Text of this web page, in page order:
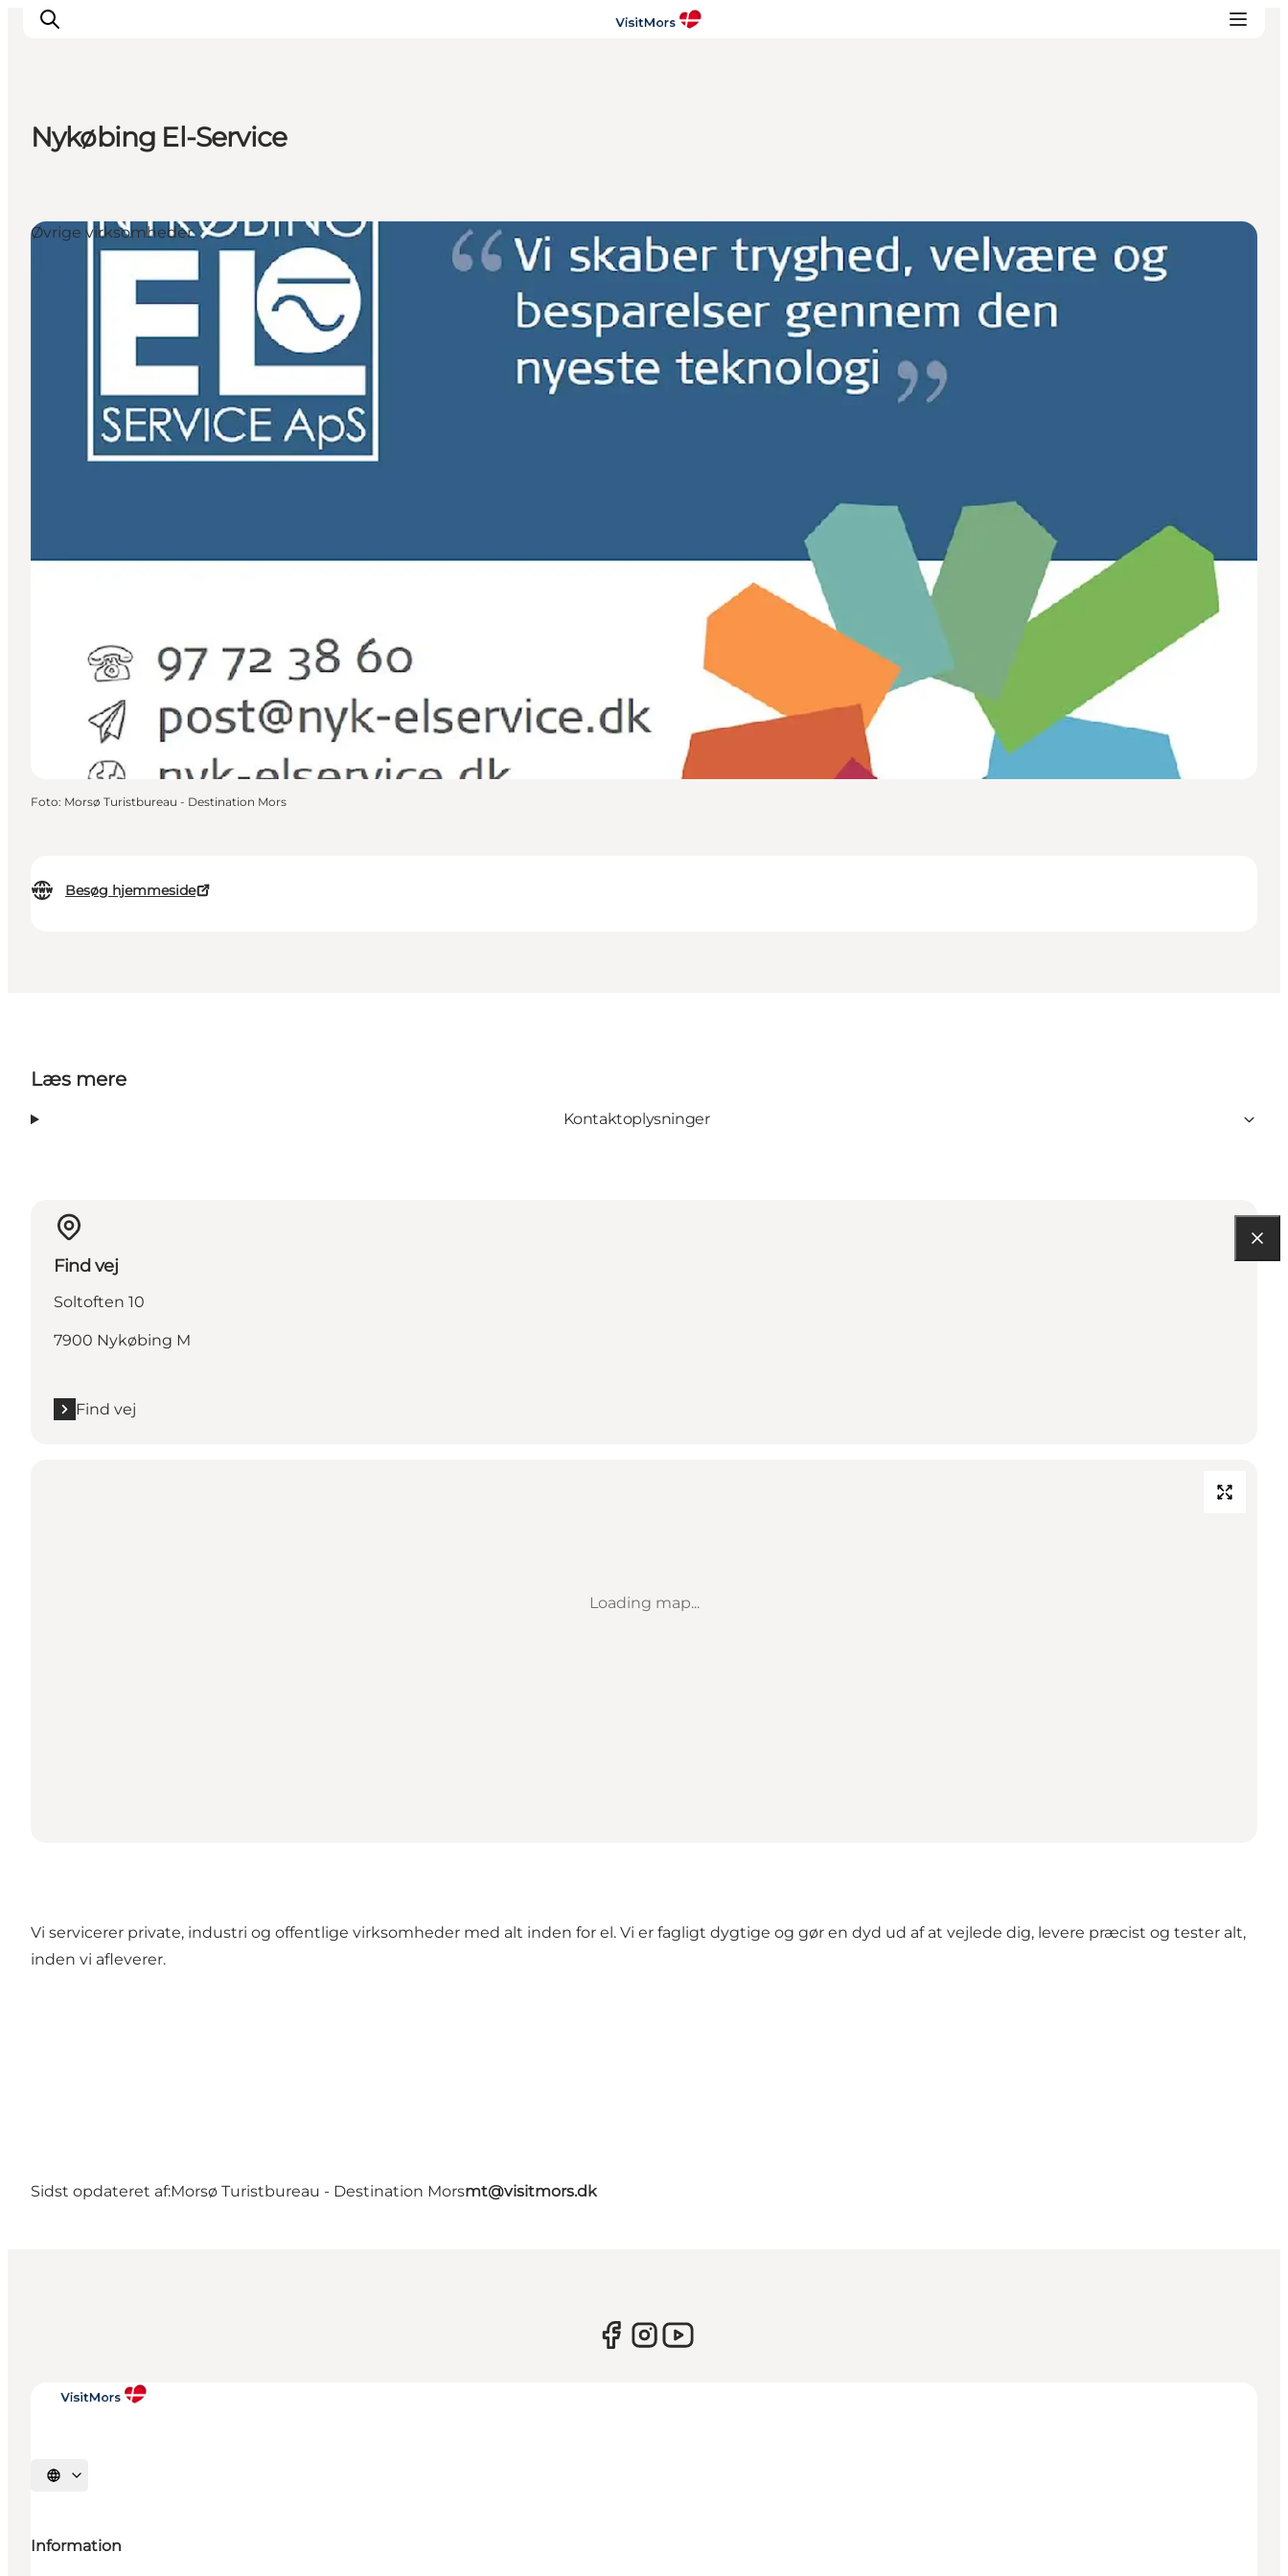
Info om Mors
Overnatning
Pakketure / Ferieophold
Planlæg din tur
Nykøbing El-Service
Besøg hjemmeside
Øvrige virksomheder
Foto: Morsø Turistbureau - Destination Mors
Læs mere
Kontaktoplysninger
Find vej
Soltoften 10
7900 Nykøbing M
Find vej
Loading map...
Vi servicerer private, industri og offentlige virksomheder med alt inden for el. Vi er fagligt dygtige og gør en dyd ud af at vejlede dig, levere præcist og tester alt,
inden vi afleverer.
Sidst opdateret af:Morsø Turistbureau - Destination Morsmt@visitmors.dk
Vælg sprog
Information